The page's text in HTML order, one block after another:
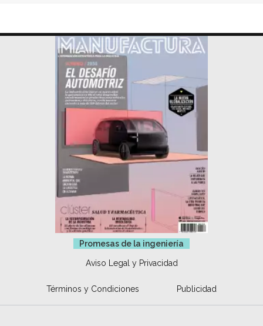
Promesas de la ingeniería
Aviso Legal y Privacidad
Términos y Condiciones Publicidad